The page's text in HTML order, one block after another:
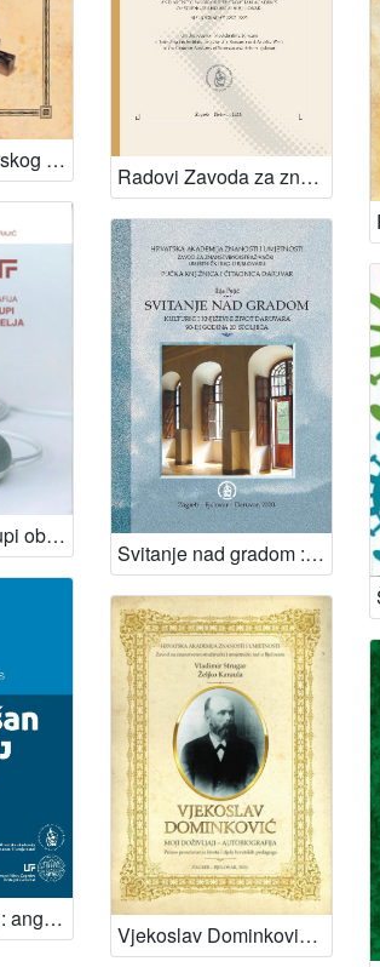
Pregled bjelovarskog tiskarstva do 1940. : bibliografija / Zorka Renić, Tina Gatalica ; [glavni i odgovorni urednik Slobodan Kaštela]
Radovi Zavoda za znanstvenoistraživački i umjetnički rad Hrvatske akademije znanosti i umjetnosti u Bjelovaru : bibliografija 2007. - 2023. s ključnim riječima : u povodu 20 godina rada Zavoda za znanstvenoistraživački i umjetnički rad u Bjelovaru = Papers of the Institute for Scientific Research and Artistic Work of the Croatian Academy of Sciences and Arts in Bjelovar : bibliography 2007 - 2023 = on the occasion of celebrating 20 years of founding the Institute for Scientific Research and Artistic Work of the Croatian Academy of Sciences and Arts in Bjelovar / Vladimir Strugar
Suvremeni pristupi obrazovanju učitelja : znanstvena monografija / [glavni i odgovorni Vladimir Strugar]
Svitanje nad gradom : kulturni i književni život Daruvara 90-ih godina 20. stoljeća : predavanje povodom 70-te godišnjice Pučke knjižnice i čitaonice Daruvar / Ilija Pejić
Uspješan učitelj : angažirani pristup profesionalnom učenju = Successful teacher : An engaging approach to professional learning / Daria Tot, Nevenka Maras
Vjekoslav Dominković : moji doživljaji - autobiografija : prinos proučavanju života i djela hrvatskih pedagoga / Vladimir Strugar, Željko Karaula